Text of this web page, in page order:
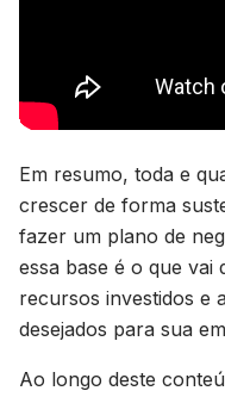
Em resumo, toda e
crescer de forma
fazer um plano de
essa base é o que vai
recursos investidos e
desejados para sua
Ao longo deste